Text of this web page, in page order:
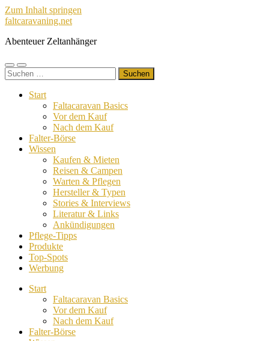
Zum Inhalt springen
faltcaravaning.net
Abenteuer Zeltanhänger
Mobile-
Menü
Suchfeld
ein-/ausblenden
Suchen
nach:
Start
Faltacaravan Basics
Vor dem Kauf
Nach dem Kauf
Falter-Börse
Wissen
Kaufen & Mieten
Reisen & Campen
Warten & Pflegen
Hersteller & Typen
Stories & Interviews
Literatur & Links
Ankündigungen
Pflege-Tipps
Produkte
Top-Spots
Werbung
Start
Faltacaravan Basics
Vor dem Kauf
Nach dem Kauf
Falter-Börse